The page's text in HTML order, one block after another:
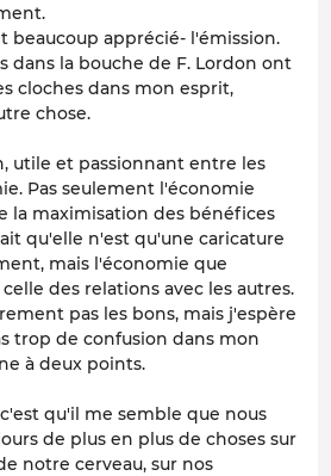
beaucoup apprécié- l'émission.
dans la bouche de F. Lordon ont
cloches dans mon esprit,
chose.
utile et passionnant entre les
Pas seulement l'économie
la maximisation des bénéfices
qu'elle n'est qu'une caricature
mais l'économie que
des relations avec les autres.
pas les bons, mais j'espère
trop de confusion dans mon
à deux points.
qu'il me semble que nous
de plus en plus de choses sur
notre cerveau, sur nos